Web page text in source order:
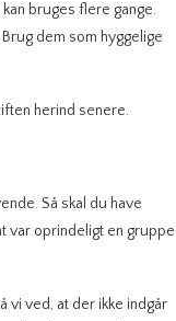
bruges flere gange.
dem som hyggelige
herind senere.
Så skal du have
var oprindeligt en gruppe
vi ved, at der ikke indgår